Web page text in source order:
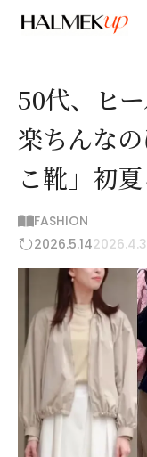
50代、ヒ
楽ちんな
こ靴」初
FASHION
2026.5.142026.4.3